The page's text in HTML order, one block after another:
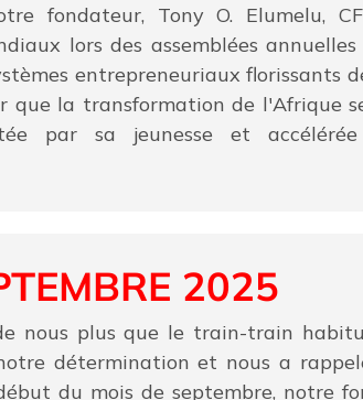
fondateur, Tony O. Elumelu,
lors des assemblées
entrepreneuriaux florissants
que la transformation de l'Afrique
par sa jeunesse et
2025
nous plus que le train-train
détermination et nous a
du mois de septembre, notre